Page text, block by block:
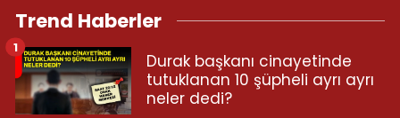
Trend Haberler
Durak başkanı cinayetinde
tutuklanan 10 şüpheli ayrı ayrı
neler dedi?
1